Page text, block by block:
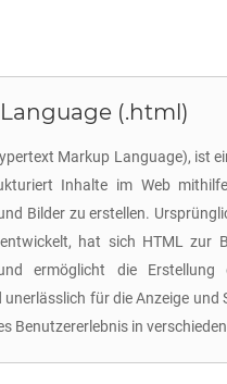
(.html)
Markup Language), ist
Inhalte im Web
Bilder zu erstellen.
hat sich HTML zur
ermöglicht die Erstellung
unerlässlich für die Anzeige
Benutzererlebnis in